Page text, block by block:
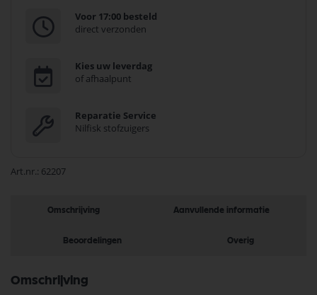
Voor 17:00 besteld
direct verzonden
Kies uw leverdag
of afhaalpunt
Reparatie Service
Nilfisk stofzuigers
Art.nr. 62207
Omschrijving Aanvullende informatie
Beoordelingen Overig
Omschrijving